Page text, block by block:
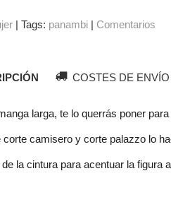
| Tags: panambi | Comentarios
COSTES DE ENVÍO
larga, te lo querrás poner
corte camisero y corte palazzo lo
de la cintura para acentuar la